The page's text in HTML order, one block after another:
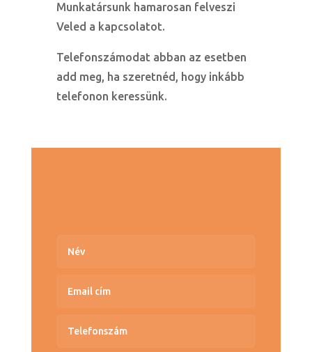
Munkatársunk hamarosan felveszi
Veled a kapcsolatot.
Telefonszámodat abban az esetben
add meg, ha szeretnéd, hogy inkább
telefonon keressünk.